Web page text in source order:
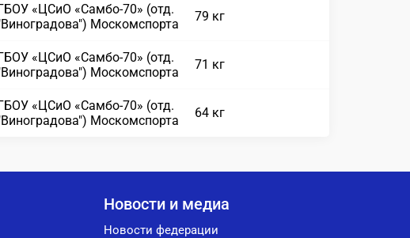
«ЦСиО «Самбо-70» (отд.
Москомспорта
79 кг
«ЦСиО «Самбо-70» (отд.
Москомспорта
71 кг
«ЦСиО «Самбо-70» (отд.
Москомспорта
64 кг
Новости и медиа
Новости федерации